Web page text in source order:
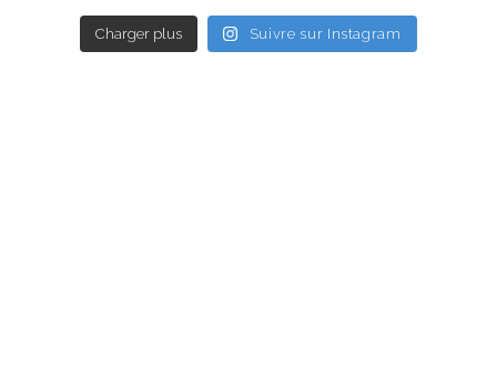
Charger plus Suivre sur Instagram